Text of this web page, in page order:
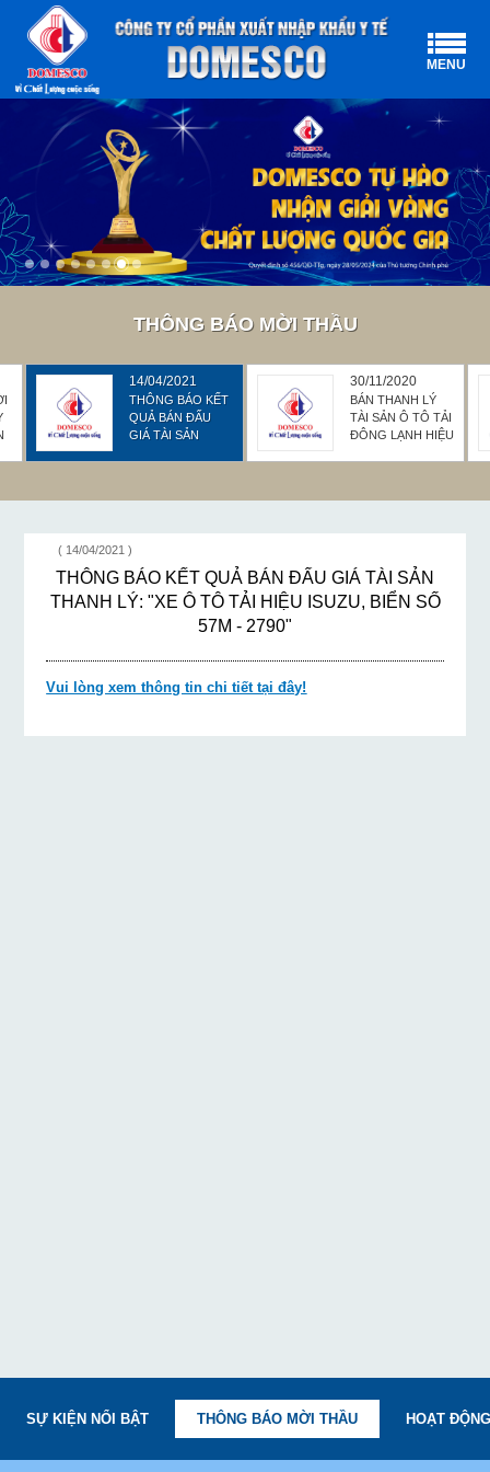
MENU
THÔNG BÁO MỜI THẦU
14/04/2021
THÔNG BÁO KẾT
QUẢ BÁN ĐẤU
GIÁ TÀI SẢN
57M - 2790"
30/11/2020
BÁN THANH LÝ
TÀI SẢN Ô TÔ TẢI
ĐÔNG LẠNH HIỆU
( 14/04/2021 )
THÔNG BÁO KẾT QUẢ BÁN ĐẤU GIÁ TÀI SẢN
THANH LÝ: "XE Ô TÔ TẢI HIỆU ISUZU, BIỂN SỐ
57M - 2790"
Vui lòng xem thông tin chi tiết tại đây!
SỰ KIỆN NỔI BẬT THÔNG BÁO MỜI THẦU HOẠT